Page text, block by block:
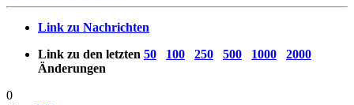
Link zu Nachrichten
Link zu den letzten 50 100 250 500 1000
2000
Änderungen
0